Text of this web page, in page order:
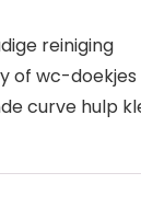
reiniging
of wc-doekjes
curve hulp